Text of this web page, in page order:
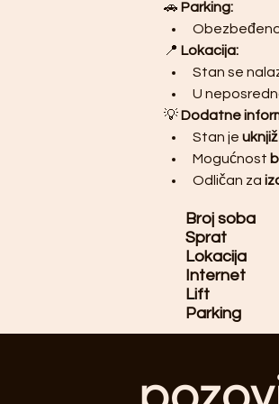
🚗 Parking:
📍 Lokacija:
Stan se
U
💡 Dodatne
Stan je
Mogućnost
Odličan za
Broj soba
Sprat
Lokacija
Internet
Lift
Parking